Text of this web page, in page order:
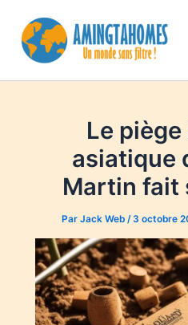
contenu
Le
asiatique
Martin fait
ParJack Web/3 octobre